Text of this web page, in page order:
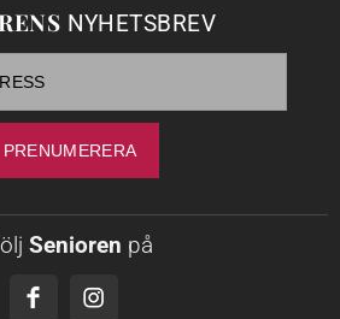
NYHETSBREV
Senioren på